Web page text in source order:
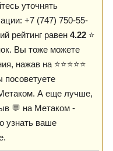
уточнять
+7 (747) 750-55-
рейтинг равен 4.22 ⭐️
Вы тоже можете
нажав на ⭐️⭐️⭐️⭐️⭐️
посоветуете
А еще лучше,
💬 на Метаком -
узнать ваше